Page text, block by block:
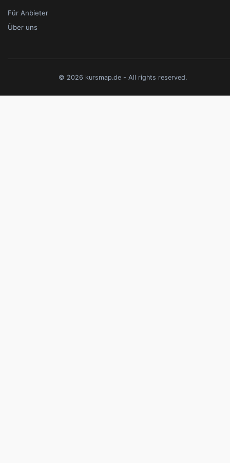
Für Anbieter
Über uns
© 2026 kursmap.de - All rights reserved.